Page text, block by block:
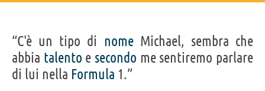
“C'è un tipo di nomeMichael, sembra che
abbia talento e secondo me sentiremo parlare
di lui nella Formula 1.”